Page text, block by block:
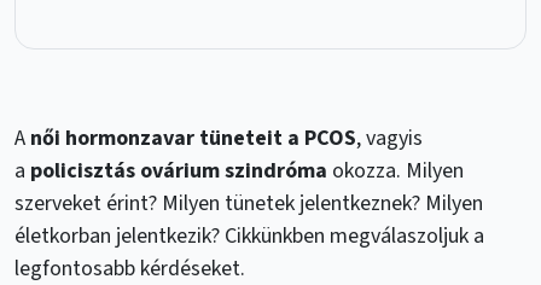
A női hormonzavar tüneteit a PCOS, vagyis
a policisztás ovárium szindróma okozza. Milyen
szerveket érint? Milyen tünetek jelentkeznek? Milyen
életkorban jelentkezik? Cikkünkben megválaszoljuk a
legfontosabb kérdéseket.